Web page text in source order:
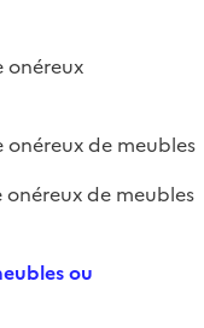
de meubles
de meubles
ou